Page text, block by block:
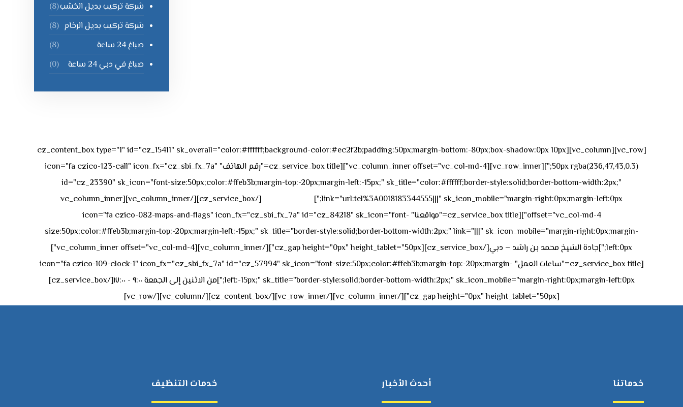
شركة تركيب بديل الخشب(8)
شركة تركيب بديل الرخام (8)
صباغ 24 ساعة
(8)
صباغ في دبي 24 ساعة
(0)
[vc_row][vc_column][cz_content_box type="1" id="cz_15411" sk_overall="color:#ffffff;background-color:#ec2f2b;padding:50px;margin-bottom:-80px;box-shadow:0px 10px
50px rgba(236,47,43,0.3);"][vc_row_inner][vc_column_inner offset="vc_col-md-4"][cz_service_box title="رقم الهاتف" icon="fa czico-123-call" icon_fx="cz_sbi_fx_7a"
id="cz_23390" sk_icon="font-size:50px;color:#ffeb3b;margin-top:-20px;margin-left:-15px;" sk_title="color:#ffffff;border-style:solid;border-bottom-width:2px;"
link="url:tel%3A0018183344555|||" sk_icon_mobile="margin-right:0px;margin-left:0px;"]
[/cz_service_box][/vc_column_inner][vc_column_inner
offset="vc_col-md-4"][cz_service_box title="مواقعنا" icon="fa czico-082-maps-and-flags" icon_fx="cz_sbi_fx_7a" id="cz_84218" sk_icon="font-
size:50px;color:#ffeb3b;margin-top:-20px;margin-left:-15px;" sk_title="border-style:solid;border-bottom-width:2px;" link="|||" sk_icon_mobile="margin-right:0px;margin-
left:0px;"]جادة الشيخ محمد بن راشد – دبي[/cz_service_box][cz_gap height="0px" height_tablet="50px"][/vc_column_inner][vc_column_inner offset="vc_col-md-4"]
[cz_service_box title="ساعات العمل" icon="fa czico-109-clock-1" icon_fx="cz_sbi_fx_7a" id="cz_57994" sk_icon="font-size:50px;color:#ffeb3b;margin-top:-20px;margin-
left:-15px;" sk_title="border-style:solid;border-bottom-width:2px;" sk_icon_mobile="margin-right:0px;margin-left:0px;"]من الاثنين إلى الجمعة ٩:٠٠ - ١٧:٠٠[/cz_service_box]
[cz_gap height="0px" height_tablet="50px"][/vc_column_inner][/vc_row_inner][/cz_content_box][/vc_column][/vc_row]
خدماتنا أحدث الأخبار خدمات التنظيف